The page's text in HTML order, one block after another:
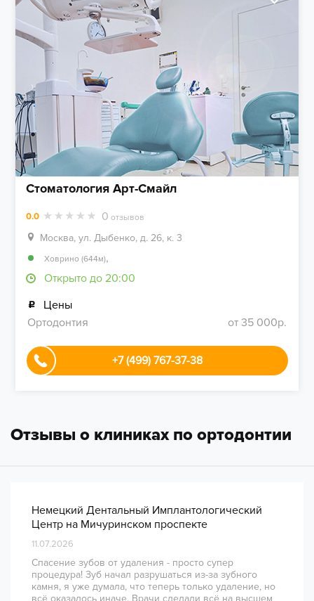
Стоматология Арт-Смайл
0.0 0 отзывов
Москва, ул. Дыбенко, д. 26, к. 3
Ховрино (644м),
Открыто до 20:00
Цены
Ортодонтия
от 35 000р.
+7 (499) 767-37-38
Отзывы о клиниках по ортодонтии
Немецкий Дентальный Имплантологический
Центр на Мичуринском проспекте
11.07.2026
Спасение зубов от удаления - просто супер
процедура! Зуб начал разрушаться из-за зубного
камня, я уже думала, что теперь только удаление, но
всё оказалось иначе. Врачи сделали всё на высшем